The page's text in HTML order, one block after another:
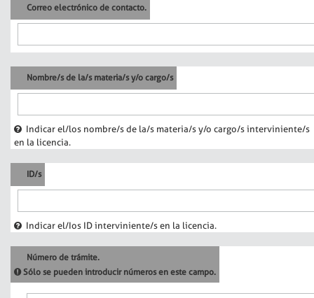
Correo electrónico de contacto.
Nombre/s de la/s materia/s y/o cargo/s
Indicar el/los nombre/s de la/s materia/s y/o cargo/s interviniente/s
en la licencia.
ID/s
Indicar el/Ios ID interviniente/s en la licencia.
Número de trámite.
Sólo se pueden introducir números en este campo.